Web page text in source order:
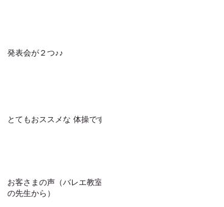
発表会が２つ♪♪
とてもおススメな 体操です
お客さまの声（バレエ教室
の先生から）